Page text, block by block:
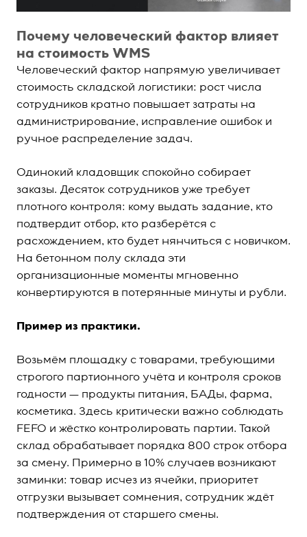
Почему человеческий фактор влияет
на стоимость WMS
Человеческий фактор напрямую увеличивает
стоимость складской логистики: рост числа
сотрудников кратно повышает затраты на
администрирование, исправление ошибок и
ручное распределение задач.
Одинокий кладовщик спокойно собирает
заказы. Десяток сотрудников уже требует
плотного контроля: кому выдать задание, кто
подтвердит отбор, кто разберётся с
расхождением, кто будет нянчиться с новичком.
На бетонном полу склада эти
организационные моменты мгновенно
конвертируются в потерянные минуты и рубли.
Пример из практики.
Возьмём площадку с товарами, требующими
строгого партионного учёта и контроля сроков
годности — продукты питания, БАДы, фарма,
косметика. Здесь критически важно соблюдать
FEFO и жёстко контролировать партии. Такой
склад обрабатывает порядка 800 строк отбора
за смену. Примерно в 10% случаев возникают
заминки: товар исчез из ячейки, приоритет
отгрузки вызывает сомнения, сотрудник ждёт
подтверждения от старшего смены.